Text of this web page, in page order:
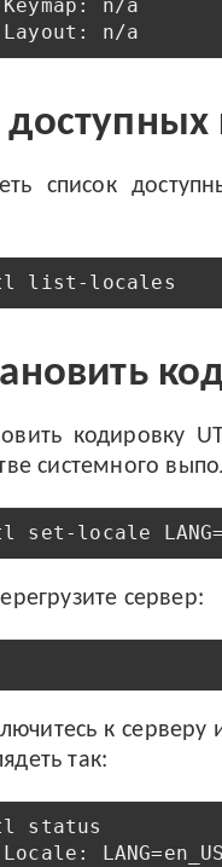
n/a
список
list-locales
кодировку
системного
locale
сервер:
к
так:
status